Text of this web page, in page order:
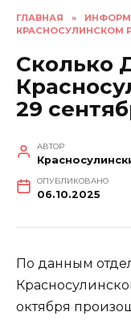
ГЛАВНАЯ »
КРАСНОСУЛИНСКОМ
Сколько
29
АВТОР
ОПУБЛИКОВАНО
06.10.2025
По данным
октября